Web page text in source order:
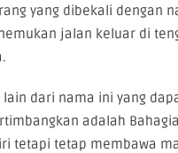
yang dibekali dengan
jalan keluar di
dari nama ini yang
adalah
tetapi tetap membawa